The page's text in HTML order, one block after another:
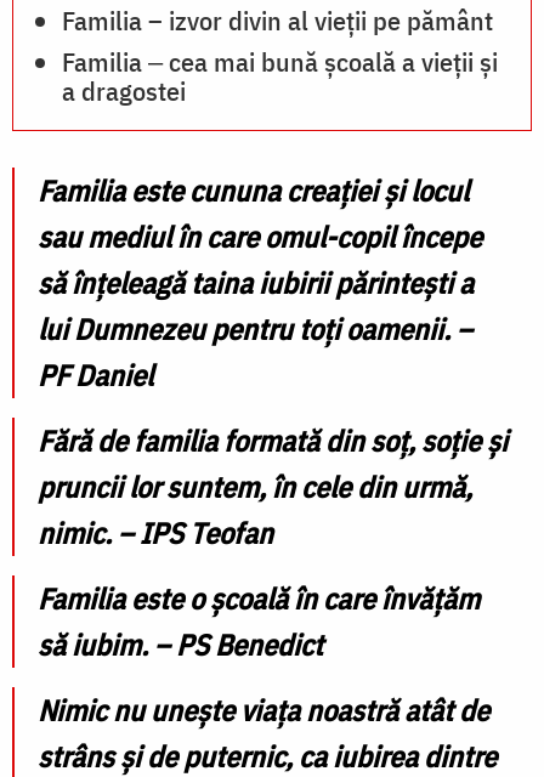
Familia – izvor divin al vieții pe pământ
Familia ‒ cea mai bună școală a vieții și
a dragostei
Familia este cununa creației și locul
sau mediul în care omul-copil începe
să înțeleagă taina iubirii părintești a
lui Dumnezeu pentru toți oamenii. –
PF Daniel
Fără de familia formată din soț, soție și
pruncii lor suntem, în cele din urmă,
nimic. – IPS Teofan
Familia este o școală în care învățăm
să iubim. – PS Benedict
Nimic nu uneşte viaţa noastră atât de
strâns şi de puternic, ca iubirea dintre